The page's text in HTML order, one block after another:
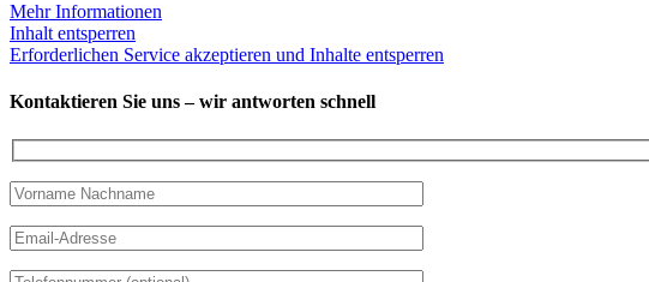
Mehr Informationen
Inhalt entsperren
Erforderlichen Service akzeptieren und Inhalte entsperren
Kontaktieren Sie uns – wir antworten schnell